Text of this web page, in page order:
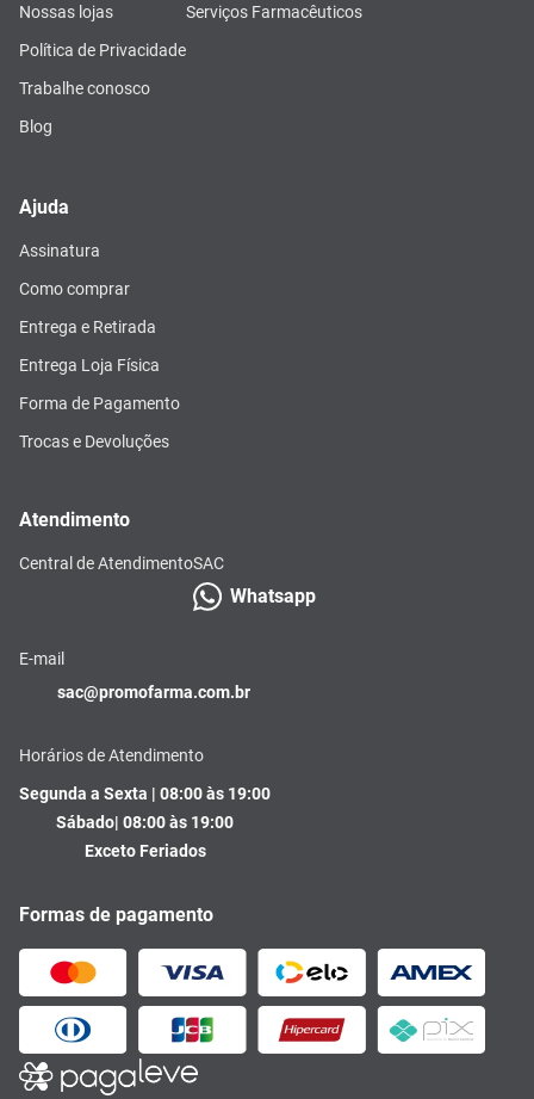
Nossas lojas
Política de Privacidade
Trabalhe conosco
Blog
Serviços Farmacêuticos
Ajuda
Assinatura
Como comprar
Entrega e Retirada
Entrega Loja Física
Forma de Pagamento
Trocas e Devoluções
Atendimento
Central de AtendimentoSAC
Whatsapp
E-mail
sac@promofarma.com.br
Horários de Atendimento
Segunda a Sexta | 08:00 às 19:00
Sábado| 08:00 às 19:00
Exceto Feriados
Formas de pagamento